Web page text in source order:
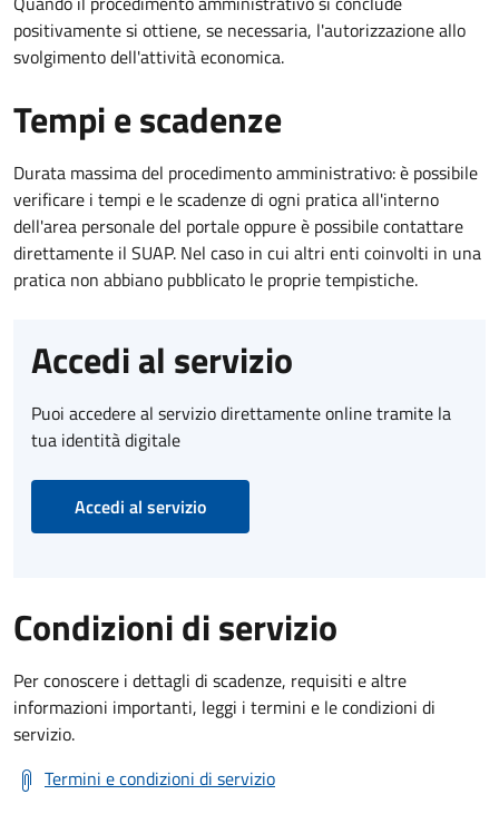
positivamente si ottiene, se necessaria, l'autorizzazione allo
svolgimento dell'attività economica.
Tempi e scadenze
Durata massima del procedimento amministrativo: è possibile
verificare i tempi e le scadenze di ogni pratica all'interno
dell'area personale del portale oppure è possibile contattare
direttamente il SUAP. Nel caso in cui altri enti coinvolti in una
pratica non abbiano pubblicato le proprie tempistiche.
Accedi al servizio
Puoi accedere al servizio direttamente online tramite la
tua identità digitale
Accedi al servizio
Condizioni di servizio
Per conoscere i dettagli di scadenze, requisiti e altre
informazioni importanti, leggi i termini e le condizioni di
servizio.
Termini e condizioni di servizio